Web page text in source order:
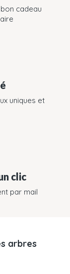
cadeau
uniques et
clic
par mail
arbres